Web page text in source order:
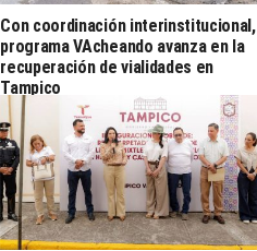
Con coordinación interinstitucional,
programa VAcheando avanza en la
recuperación de vialidades en
Tampico